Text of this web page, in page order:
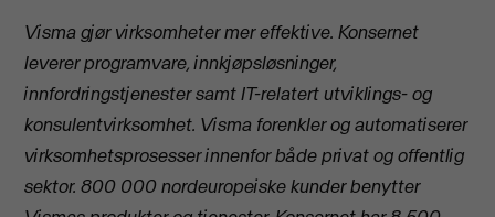
Visma gjør virksomheter mer effektive. Konsernet
leverer programvare, innkjøpsløsninger,
innfordringstjenester samt IT-relatert utviklings- og
konsulentvirksomhet. Visma forenkler og automatiserer
virksomhetsprosesser innenfor både privat og offentlig
sektor. 800 000 nordeuropeiske kunder benytter